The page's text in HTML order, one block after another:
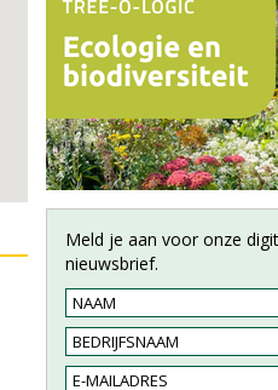
Meld je aan voor onze
nieuwsbrief.